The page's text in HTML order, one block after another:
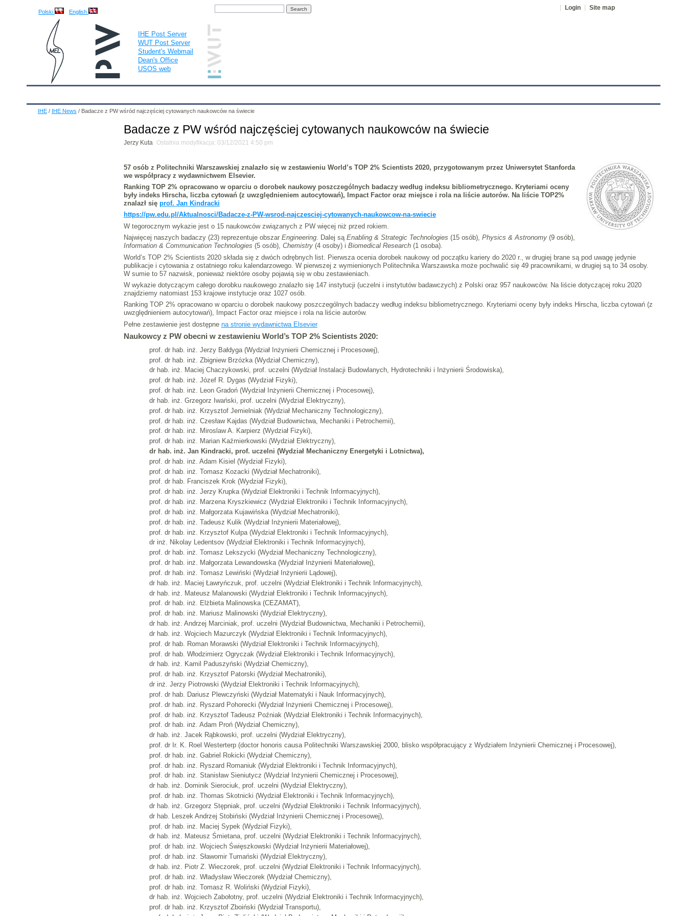
Polski English
Site map
Login
IHE Post Server
WUT Post Server
Student's Webmail
Dean's Office
USOS web
IHE / IHE News / Badacze z PW wśród najczęściej cytowanych naukowców na świecie
Badacze z PW wśród najczęściej cytowanych naukowców na świecie
Jerzy Kuta Ostatnia modyfikacja: 03/12/2021 4:50 pm
57 osób z Politechniki Warszawskiej znalazło się w zestawieniu World’s TOP 2% Scientists 2020, przygotowanym przez Uniwersytet Stanforda
we współpracy z wydawnictwem Elsevier.
Ranking TOP 2% opracowano w oparciu o dorobek naukowy poszczególnych badaczy według indeksu bibliometrycznego. Kryteriami oceny
były indeks Hirscha, liczba cytowań (z uwzględnieniem autocytowań), Impact Factor oraz miejsce i rola na liście autorów. Na liście TOP2%
znalazł się prof. Jan Kindracki
https://pw.edu.pl/Aktualnosci/Badacze-z-PW-wsrod-najczesciej-cytowanych-naukowcow-na-swiecie
W tegorocznym wykazie jest o 15 naukowców związanych z PW więcej niż przed rokiem.
Najwięcej naszych badaczy (23) reprezentuje obszar Engineering. Dalej są Enabling & Strategic Technologies (15 osób), Physics & Astronomy(9 osób),
Information & Communication Technologies (5 osób), Chemistry(4 osoby) i Biomedical Research(1 osoba).
World’s TOP 2% Scientists 2020 składa się z dwóch odrębnych list. Pierwsza ocenia dorobek naukowy od początku kariery do 2020 r., w drugiej brane są pod uwagę jedynie
publikacje i cytowania z ostatniego roku kalendarzowego. W pierwszej z wymienionych Politechnika Warszawska może pochwalić się 49 pracownikami, w drugiej są to 34 osoby.
W sumie to 57 nazwisk, ponieważ niektóre osoby pojawią się w obu zestawieniach.
W wykazie dotyczącym całego dorobku naukowego znalazło się 147 instytucji (uczelni i instytutów badawczych) z Polski oraz 957 naukowców. Na liście dotyczącej roku 2020
znajdziemy natomiast 153 krajowe instytucje oraz 1027 osób.
Ranking TOP 2% opracowano w oparciu o dorobek naukowy poszczególnych badaczy według indeksu bibliometrycznego. Kryteriami oceny były indeks Hirscha, liczba cytowań (z
uwzględnieniem autocytowań), Impact Factor oraz miejsce i rola na liście autorów.
Pełne zestawienie jest dostępne na stronie wydawnictwa Elsevier
Naukowcy z PW obecni w zestawieniu World’s TOP 2% Scientists 2020:
prof. dr hab. inż. Jerzy Bałdyga (Wydział Inżynierii Chemicznej i Procesowej),
prof. dr hab. inż. Zbigniew Brzózka (Wydział Chemiczny),
dr hab. inż. Maciej Chaczykowski, prof. uczelni (Wydział Instalacji Budowlanych, Hydrotechniki i Inżynierii Środowiska),
prof. dr hab. inż. Józef R. Dygas (Wydział Fizyki),
prof. dr hab. inż. Leon Gradoń (Wydział Inżynierii Chemicznej i Procesowej),
dr hab. inż. Grzegorz Iwański, prof. uczelni (Wydział Elektryczny),
prof. dr hab. inż. Krzysztof Jemielniak (Wydział Mechaniczny Technologiczny),
prof. dr hab. inż. Czesław Kajdas (Wydział Budownictwa, Mechaniki i Petrochemii),
prof. dr hab. inż. Miroslaw A. Karpierz (Wydział Fizyki),
prof. dr hab. inż. Marian Kaźmierkowski (Wydział Elektryczny),
dr hab. inż. Jan Kindracki, prof. uczelni (Wydział Mechaniczny Energetyki i Lotnictwa),
prof. dr hab. inż. Adam Kisiel (Wydział Fizyki),
prof. dr hab. inż. Tomasz Kozacki (Wydział Mechatroniki),
prof. dr hab. Franciszek Krok (Wydział Fizyki),
prof. dr hab. inż. Jerzy Krupka (Wydział Elektroniki i Technik Informacyjnych),
prof. dr hab. inż. Marzena Kryszkiewicz (Wydział Elektroniki i Technik Informacyjnych),
prof. dr hab. inż. Małgorzata Kujawińska (Wydział Mechatroniki),
prof. dr hab. inż. Tadeusz Kulik (Wydział Inżynierii Materiałowej),
prof. dr hab. inż. Krzysztof Kulpa (Wydział Elektroniki i Technik Informacyjnych),
dr inż. Nikolay Ledentsov (Wydział Elektroniki i Technik Informacyjnych),
prof. dr hab. inż. Tomasz Lekszycki (Wydział Mechaniczny Technologiczny),
prof. dr hab. inż. Małgorzata Lewandowska (Wydział Inżynierii Materiałowej),
prof. dr hab. inż. Tomasz Lewiński (Wydział Inżynierii Lądowej),
dr hab. inż. Maciej Ławryńczuk, prof. uczelni (Wydział Elektroniki i Technik Informacyjnych),
dr hab. inż. Mateusz Malanowski (Wydział Elektroniki i Technik Informacyjnych),
prof. dr hab. inż. Elżbieta Malinowska (CEZAMAT),
prof. dr hab. inż. Mariusz Malinowski (Wydział Elektryczny),
dr hab. inż. Andrzej Marciniak, prof. uczelni (Wydział Budownictwa, Mechaniki i Petrochemii),
dr hab. inż. Wojciech Mazurczyk (Wydział Elektroniki i Technik Informacyjnych),
prof. dr hab. Roman Morawski (Wydział Elektroniki i Technik Informacyjnych),
prof. dr hab. Włodzimierz Ogryczak (Wydział Elektroniki i Technik Informacyjnych),
dr hab. inż. Kamil Paduszyński (Wydział Chemiczny),
prof. dr hab. inż. Krzysztof Patorski (Wydział Mechatroniki),
dr inż. Jerzy Piotrowski (Wydział Elektroniki i Technik Informacyjnych),
prof. dr hab. Dariusz Plewczyński (Wydział Matematyki i Nauk Informacyjnych),
prof. dr hab. inż. Ryszard Pohorecki (Wydział Inżynierii Chemicznej i Procesowej),
prof. dr hab. inż. Krzysztof Tadeusz Poźniak (Wydział Elektroniki i Technik Informacyjnych),
prof. dr hab. inż. Adam Proń (Wydział Chemiczny),
dr hab. inż. Jacek Rąbkowski, prof. uczelni (Wydział Elektryczny),
prof. dr Ir. K. Roel Westerterp (doctor honoris causa Politechniki Warszawskiej 2000, blisko współpracujący z Wydziałem Inżynierii Chemicznej i Procesowej),
prof. dr hab. inż. Gabriel Rokicki (Wydział Chemiczny),
prof. dr hab. inż. Ryszard Romaniuk (Wydział Elektroniki i Technik Informacyjnych),
prof. dr hab. inż. Stanisław Sieniutycz (Wydział Inżynierii Chemicznej i Procesowej),
dr hab. inż. Dominik Sierociuk, prof. uczelni (Wydział Elektryczny),
prof. dr hab. inż. Thomas Skotnicki (Wydział Elektroniki i Technik Informacyjnych),
dr hab. inż. Grzegorz Stępniak, prof. uczelni (Wydział Elektroniki i Technik Informacyjnych),
dr hab. Leszek Andrzej Stobiński (Wydział Inżynierii Chemicznej i Procesowej),
prof. dr hab. inż. Maciej Sypek (Wydział Fizyki),
dr hab. inż. Mateusz Śmietana, prof. uczelni (Wydział Elektroniki i Technik Informacyjnych),
prof. dr hab. inż. Wojciech Święszkowski (Wydział Inżynierii Materiałowej),
prof. dr hab. inż. Sławomir Tumański (Wydział Elektryczny),
dr hab. inż. Piotr Z. Wieczorek, prof. uczelni (Wydział Elektroniki i Technik Informacyjnych),
prof. dr hab. inż. Władysław Wieczorek (Wydział Chemiczny),
prof. dr hab. inż. Tomasz R. Woliński (Wydział Fizyki),
dr hab. inż. Wojciech Zabołotny, prof. uczelni (Wydział Elektroniki i Technik Informacyjnych),
prof. dr hab. inż. Krzysztof Zboiński (Wydział Transportu),